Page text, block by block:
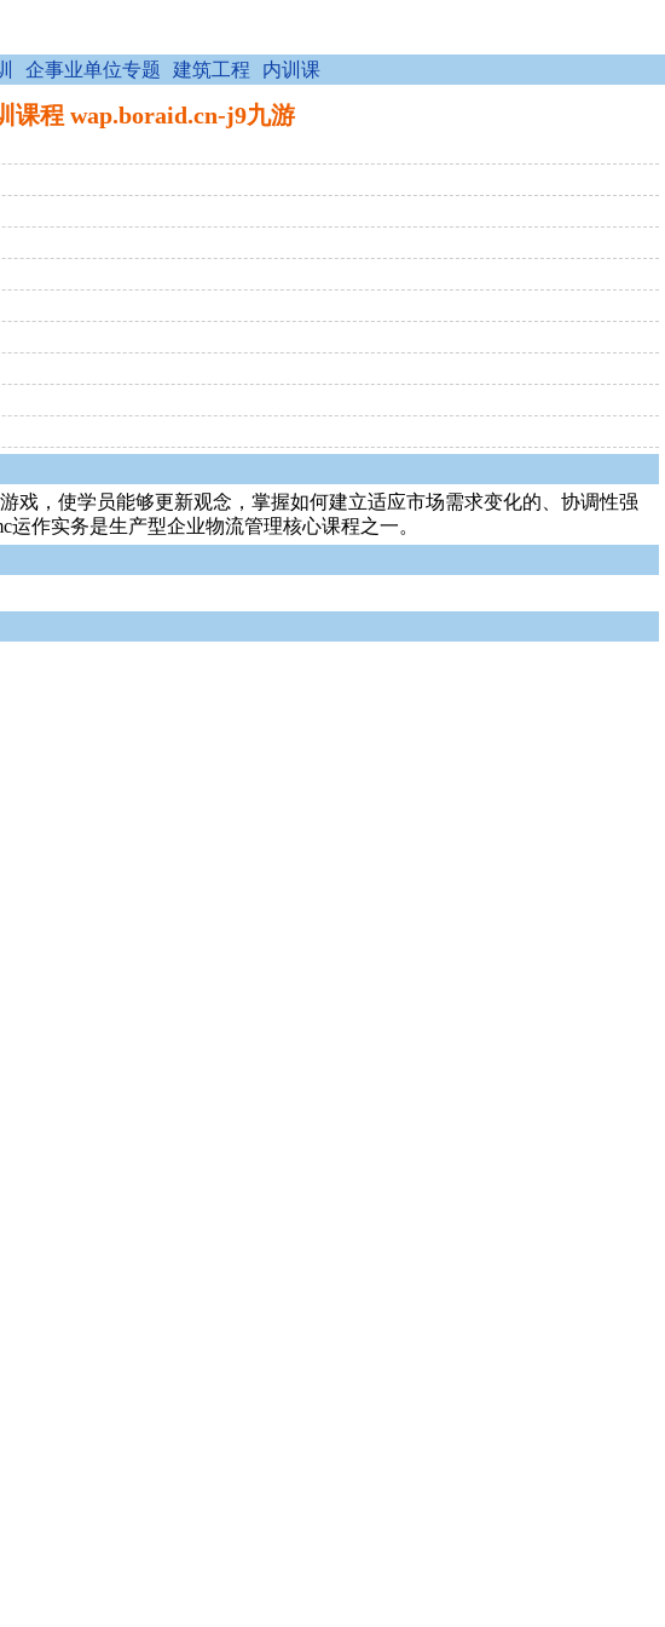
企事业单位专题 建筑工程 内训课
课程 wap.boraid.cn-j9九游
戏，使学员能够更新观念，掌握如何建立适应市场需求变化的、协调性强
作实务是生产型企业物流管理核心课程之一。